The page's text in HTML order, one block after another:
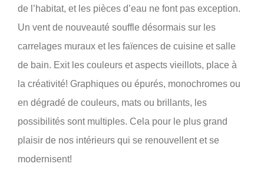
de l’habitat, et les pièces d’eau ne font pas exception.
Un vent de nouveauté souffle désormais sur les
carrelages muraux et les faïences de cuisine et salle
de bain. Exit les couleurs et aspects vieillots, place à
la créativité! Graphiques ou épurés, monochromes ou
en dégradé de couleurs, mats ou brillants, les
possibilités sont multiples. Cela pour le plus grand
plaisir de nos intérieurs qui se renouvellent et se
modernisent!